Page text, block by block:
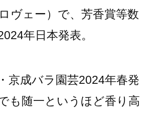
ヴェー）で、芳香賞等数
年日本発表。
京成バラ園芸2024年春発
も随一というほど香り高